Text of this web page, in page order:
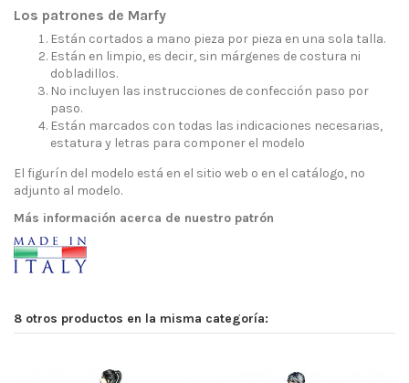
Los patrones de Marfy
Están cortados a mano pieza por pieza en una sola talla.
Están en limpio, es decir, sin márgenes de costura ni
dobladillos.
No incluyen las instrucciones de confección paso por
paso.
Están marcados con todas las indicaciones necesarias,
estatura y letras para componer el modelo
El figurín del modelo está en el sitio web o en el catálogo, no
adjunto al modelo.
Más información acerca de nuestro patrón
8 otros productos en la misma categoría: